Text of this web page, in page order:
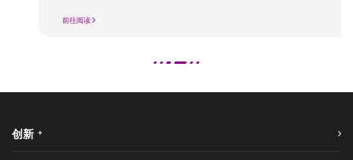
前往阅读
创新 +